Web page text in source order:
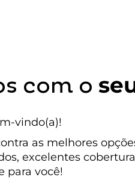
com o
vindo(a)!
as melhores
excelentes
para você!